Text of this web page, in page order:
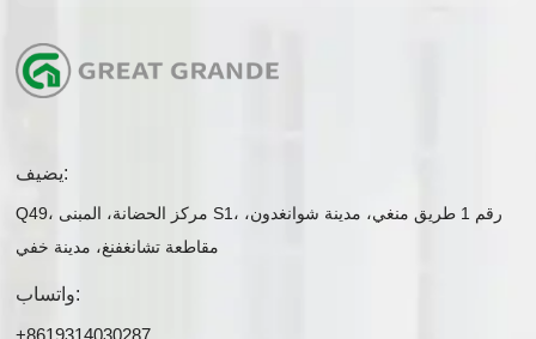
يضيف:
Q49، مركز الحضانة، المبنى S1، رقم 1 طريق منغي، مدينة شوانغدون،
مقاطعة تشانغفنغ، مدينة خفي
واتساب: